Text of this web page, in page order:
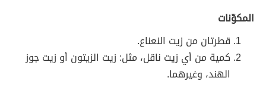
المكوّنات
قطرتان من زيت النعناع.
كمية من أي زيت ناقل، مثل: زيت الزيتون أو زيت جوز
الهند، وغيرهما.